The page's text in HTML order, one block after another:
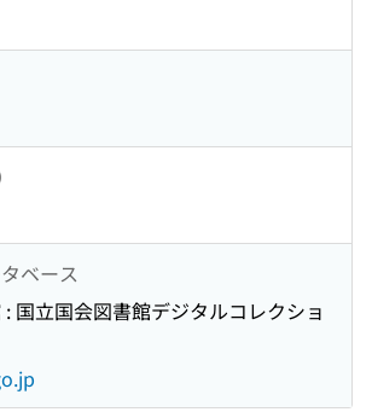
ベース
国立国会図書館デジタルコレクショ